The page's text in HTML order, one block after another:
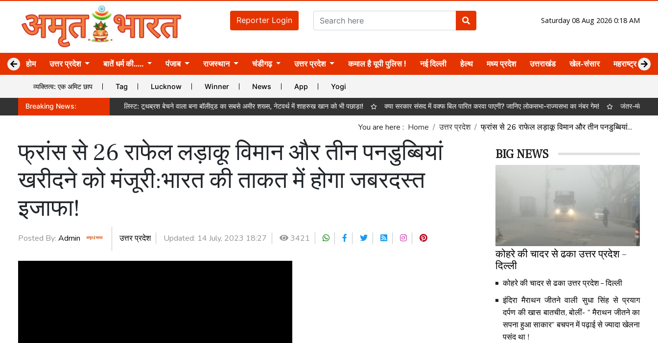
Reporter Login Saturday 08 Aug 2026 0:18 AM
होम उत्तर प्रदेश बातें धर्म की..... पंजाब राजस्थान चंडीगढ़ उत्तर प्रदेश कमाल है यूपी पुलिस ! नई दिल्ली हेल्थ मध्य प्रदेश उत्तराखंड खेल-संसार महराष्ट्र
व्यक्तित्व: एक अमिट छाप Tag Lucknow Winner News App Yogi
Breaking News:
लक्ष्य है! फोर्ब्स बिलियनेयर लिस्ट: टूथब्रश बेचने वाला बना बॉलीवुड का सबसे अमीर शख्स, नेटवर्थ में शाहरुख खान को भी पछाड़ा! क्या सरकार संसद में वक्फ बिल पारित करवा पाएगी? जानिए लोकसभा-राज्यसभा का नंबर गेम! जंतर-मंतर पर होगा
You are here : Home उत्तर प्रदेश फ्रांस से 26 राफेल लड़ाकू विमान और तीन पनडुब्बियां...
फ्रांस से 26 राफेल लड़ाकू विमान और तीन पनडुब्बियां
खरीदने को मंजूरी:भारत की ताकत में होगा जबरदस्त
इजाफा!
Posted By: Admin उत्तर प्रदेश Updated: 14 July, 2023 18:27 3421
BIG NEWS
कोहरे की चादर से ढका उत्तर प्रदेश –
दिल्ली
कोहरे की चादर से ढका उत्तर प्रदेश – दिल्ली
इंदिरा मैराथन जीतने वाली सुधा सिंह से प्रयाग
दर्पण की खास बातचीत, बोलीं- " मैराथन जीतने का
सपना हुआ साकार" बचपन में पढ़ाई से ज्यादा खेलना
पसंद था !